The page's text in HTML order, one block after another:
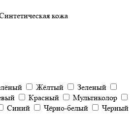
кожа
Жёлтый
Зеленый
Красный
Мультиколор
Синий Чёрно-белый
Черный